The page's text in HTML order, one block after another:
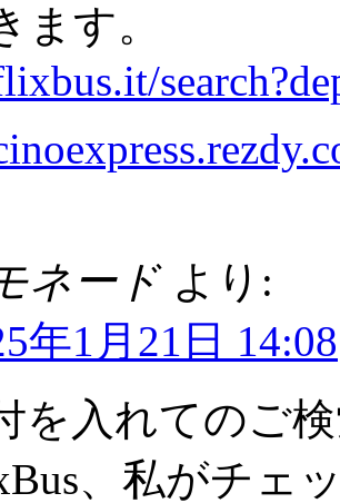
ます。
ネード より:
年1月21日 14:08
を入れてのご
、私がチェ